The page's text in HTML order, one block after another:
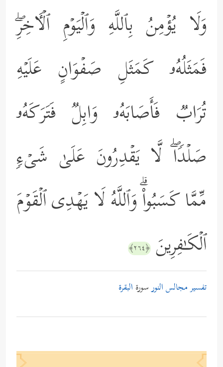
وَلَا یُؤۡمِنُ بِٱللَّهِ وَٱلۡیَوۡمِ ٱلۡـَٔاخِرِۖ
فَمَثَلُهُۥ كَمَثَلِ صَفۡوَانٍ عَلَیۡهِ
تُرَابࣱ فَأَصَابَهُۥ وَابِلࣱ فَتَرَكَهُۥ
صَلۡدࣰاۖ لَّا یَقۡدِرُونَ عَلَىٰ شَیۡءࣲ
مِّمَّا كَسَبُواْۗ وَٱللَّهُ لَا یَهۡدِی ٱلۡقَوۡمَ
ٱلۡكَـٰفِرِینَ ﴿٢٦٤﴾
تفسير مجالس النورسورة البقرة